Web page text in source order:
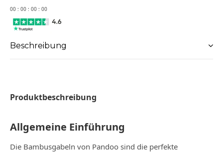
00 : 00 : 00 : 00
Beschreibung
Produktbeschreibung
Allgemeine Einführung
Die Bambusgabeln von Pandoo sind die perfekte